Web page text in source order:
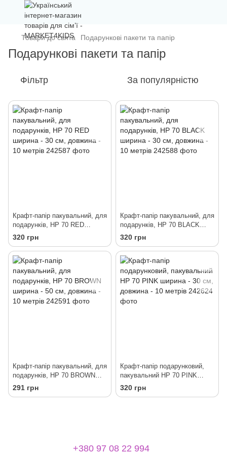
Товари до свята Подарункові пакети та папір
Подарункові пакети та папір
Фільтр За популярністю
Крафт-папір пакувальний, для
подарунків, HP 70 RED
ширина - 30 см, довжина - 10
метрів
320 грн
Крафт-папір пакувальний, для
подарунків, HP 70 BLACK
ширина - 30 см, довжина - 10
метрів
320 грн
Крафт-папір пакувальний, для
подарунків, HP 70 BROWN
ширина - 50 см, довжина - 10
метрів
291 грн
Крафт-папір подарунковий,
пакувальний HP 70 PINK
ширина - 30 см, довжина - 10
метрів
320 грн
+380 97 08 22 994